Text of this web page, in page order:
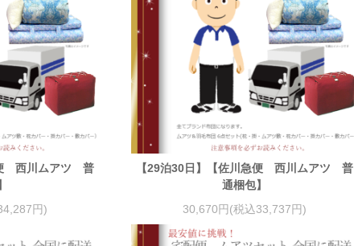
便 西川ムアツ 普
円)
【29泊30日】【佐川急便 西川ムアツ 普
通梱包】
30,670円(税込33,737円)